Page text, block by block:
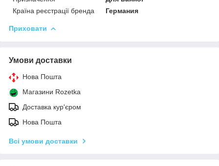
Країна реєстрації бренда
Германия
Приховати
Умови доставки
Нова Пошта
Магазини Rozetka
Доставка кур'єром
Нова Пошта
Всі умови доставки